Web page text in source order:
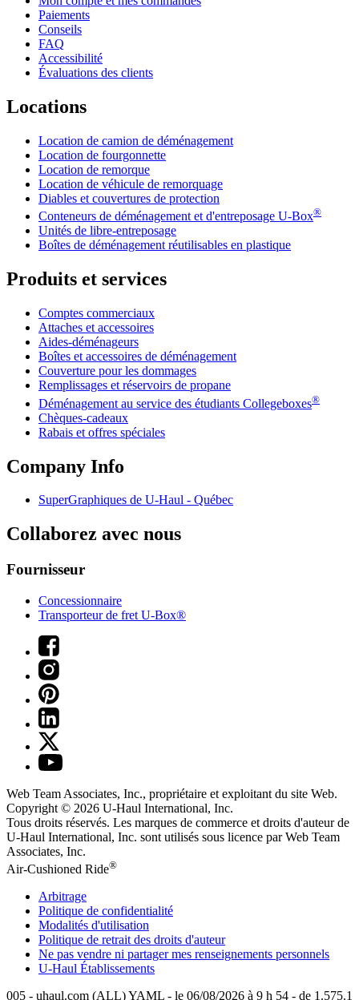
Paiements
Conseils
FAQ
Accessibilité
Évaluations des clients
Locations
Location de camion de déménagement
Location de fourgonnette
Location de remorque
Location de véhicule de remorquage
Diables et couvertures de protection
Conteneurs de déménagement et d'entreposage U-Box®
Unités de libre-entreposage
Boîtes de déménagement réutilisables en plastique
Produits et services
Comptes commerciaux
Attaches et accessoires
Aides-déménageurs
Boîtes et accessoires de déménagement
Couverture pour les dommages
Remplissages et réservoirs de propane
Déménagement au service des étudiants Collegeboxes®
Chèques-cadeaux
Rabais et offres spéciales
Company Info
SuperGraphiques de U-Haul - Québec
Collaborez avec nous
Fournisseur
Concessionnaire
Transporteur de fret U-Box®
Web Team Associates, Inc., propriétaire et exploitant du site Web.
Copyright © 2026 U-Haul International, Inc.
Tous droits réservés. Les marques de commerce et droits d'auteur de
U-Haul International, Inc. sont utilisés sous licence par Web Team
Associates, Inc.
Air-Cushioned Ride®
Arbitrage
Politique de confidentialité
Modalités d'utilisation
Politique de retrait des droits d'auteur
Ne pas vendre ni partager mes renseignements personnels
U-Haul Établissements
005 - uhaul.com (ALL) YAML - le 06/08/2026 à 9 h 54 - de 1.575.1